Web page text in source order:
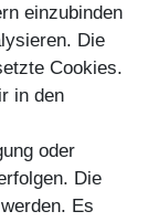
einzubinden
Die
Cookies.
in den
oder
Die
Es